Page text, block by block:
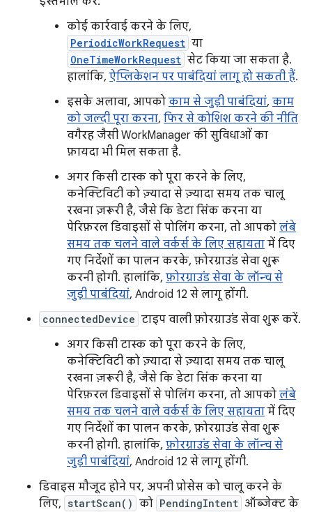
कोई कार्रवाई करने के लिए,
PeriodicWorkRequest या
OneTimeWorkRequest सेट किया जा सकता है.
हालांकि, ऐप्लिकेशन पर पाबंदियां लागू हो सकती हैं.
इसके अलावा, आपको काम से जुड़ी पाबंदियां, काम
को जल्दी पूरा करना, फिर से कोशिश करने की नीति
वगैरह जैसी WorkManager की सुविधाओं का
फ़ायदा भी मिल सकता है.
अगर किसी टास्क को पूरा करने के लिए,
कनेक्टिविटी को ज़्यादा से ज़्यादा समय तक चालू
रखना ज़रूरी है, जैसे कि डेटा सिंक करना या
पेरिफ़रल डिवाइसों से पोलिंग करना, तो आपको लंबे
समय तक चलने वाले वर्कर्स के लिए सहायता में दिए
गए निर्देशों का पालन करके, फ़ोरग्राउंड सेवा शुरू
करनी होगी. हालांकि, फ़ोरग्राउंड सेवा के लॉन्च से
जुड़ी पाबंदियां, Android 12 से लागू होंगी.
connectedDevice टाइप वाली फ़ोरग्राउंड सेवा शुरू करें.
अगर किसी टास्क को पूरा करने के लिए,
कनेक्टिविटी को ज़्यादा से ज़्यादा समय तक चालू
रखना ज़रूरी है, जैसे कि डेटा सिंक करना या
पेरिफ़रल डिवाइसों से पोलिंग करना, तो आपको लंबे
समय तक चलने वाले वर्कर्स के लिए सहायता में दिए
गए निर्देशों का पालन करके, फ़ोरग्राउंड सेवा शुरू
करनी होगी. हालांकि, फ़ोरग्राउंड सेवा के लॉन्च से
जुड़ी पाबंदियां, Android 12 से लागू होंगी.
डिवाइस मौजूद होने पर, अपनी प्रोसेस को चालू करने के
लिए, startScan() को PendingIntent ऑब्जेक्ट के